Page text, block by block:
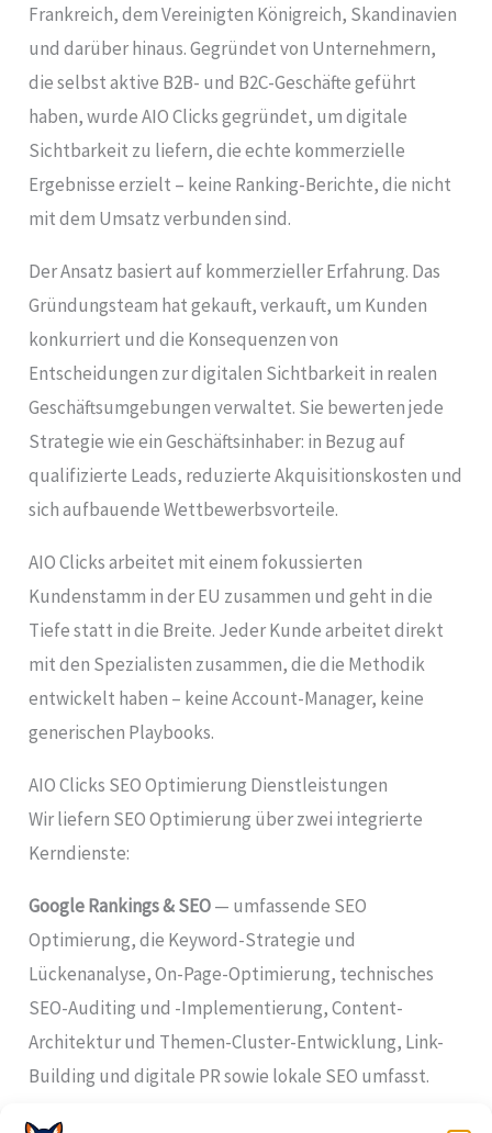
Frankreich, dem Vereinigten Königreich, Skandinavien
und darüber hinaus. Gegründet von Unternehmern,
die selbst aktive B2B- und B2C-Geschäfte geführt
haben, wurde AIO Clicks gegründet, um digitale
Sichtbarkeit zu liefern, die echte kommerzielle
Ergebnisse erzielt – keine Ranking-Berichte, die nicht
mit dem Umsatz verbunden sind.
Der Ansatz basiert auf kommerzieller Erfahrung. Das
Gründungsteam hat gekauft, verkauft, um Kunden
konkurriert und die Konsequenzen von
Entscheidungen zur digitalen Sichtbarkeit in realen
Geschäftsumgebungen verwaltet. Sie bewerten jede
Strategie wie ein Geschäftsinhaber: in Bezug auf
qualifizierte Leads, reduzierte Akquisitionskosten und
sich aufbauende Wettbewerbsvorteile.
AIO Clicks arbeitet mit einem fokussierten
Kundenstamm in der EU zusammen und geht in die
Tiefe statt in die Breite. Jeder Kunde arbeitet direkt
mit den Spezialisten zusammen, die die Methodik
entwickelt haben – keine Account-Manager, keine
generischen Playbooks.
AIO Clicks SEO Optimierung Dienstleistungen
Wir liefern SEO Optimierung über zwei integrierte
Kerndienste:
Google Rankings & SEO— umfassende SEO
Optimierung, die Keyword-Strategie und
Lückenanalyse, On-Page-Optimierung, technisches
SEO-Auditing und -Implementierung, Content-
Architektur und Themen-Cluster-Entwicklung, Link-
Building und digitale PR sowie lokale SEO umfasst.